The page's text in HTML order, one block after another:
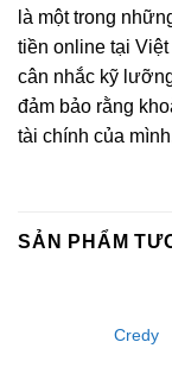
là một trong
tiền online tại
cân nhắc kỹ
đảm bảo rằng
tài chính của
SẢN PHẨM
Credy